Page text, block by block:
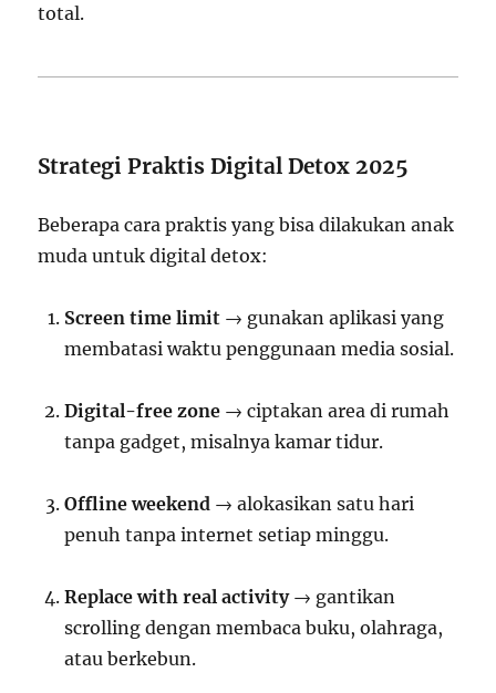
total.
Strategi Praktis Digital Detox 2025
Beberapa cara praktis yang bisa dilakukan anak
muda untuk digital detox:
Screen time limit → gunakan aplikasi yang
membatasi waktu penggunaan media sosial.
Digital-free zone → ciptakan area di rumah
tanpa gadget, misalnya kamar tidur.
Offline weekend → alokasikan satu hari
penuh tanpa internet setiap minggu.
Replace with real activity→ gantikan
scrolling dengan membaca buku, olahraga,
atau berkebun.